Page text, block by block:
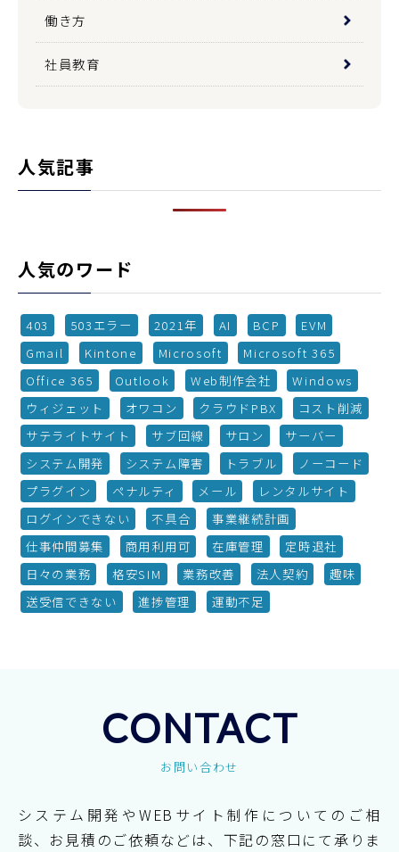
働き方
社員教育
人気記事
人気のワード
403 503エラー 2021年 AI BCP
EVM
Gmail
Kintone Microsoft
Microsoft 365
Office 365
Outlook Web制作会社
Windows
ウィジェット
オワコン クラウドPBX
コスト削減
サテライトサイト
サブ回線 サロン
サーバー
システム開発
システム障害 トラブル
ノーコード
プラグイン
ペナルティ メール
レンタルサイト
ログインできない
不具合
事業継続計画
仕事仲間募集
商用利用可 在庫管理
定時退社
日々の業務
格安SIM 業務改善 法人契約
趣味
送受信できない
進捗管理 運動不足
CONTACT
お問い合わせ
システム開発やWEBサイト制作についてのご相
談、お見積のご依頼などは、下記の窓口にて承りま